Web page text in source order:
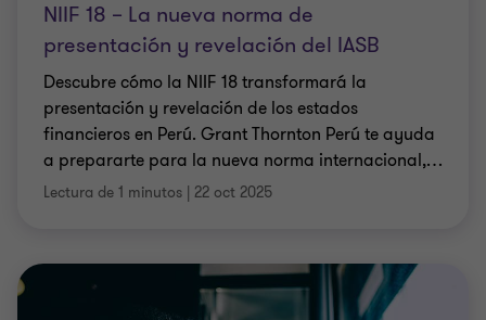
NIIF 18 – La nueva norma de
presentación y revelación del IASB
Descubre cómo la NIIF 18 transformará la
presentación y revelación de los estados
financieros en Perú. Grant Thornton Perú te ayuda
a prepararte para la nueva norma internacional,…
Lectura de 1 minutos | 22 oct 2025